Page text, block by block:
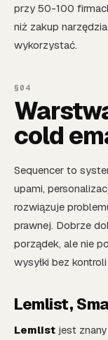
przy 50-100
niż zakup
wykorzystać.
cold
Sequencer to
upami,
rozwiązuje
prawnej. Dobrze
porządek, ale nie
wysyłki bez
Lemlist,
Lemlist jest